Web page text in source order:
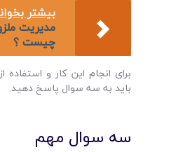
بیشتر
مديريت
چيست ؟
باید به سه سوال پاسخ دهید.
سه سوال مهم